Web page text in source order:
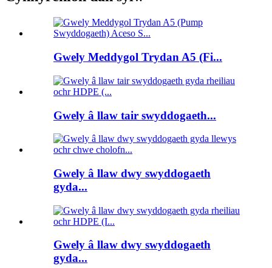
Gwely Meddygol Trydan A5 (Fi...
Gwely â llaw tair swyddogaeth...
Gwely â llaw dwy swyddogaeth
gyda...
Gwely â llaw dwy swyddogaeth
gyda...